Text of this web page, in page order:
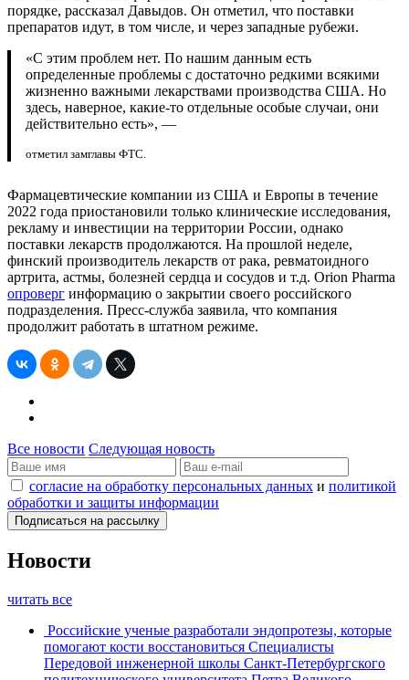
порядке, рассказал Давыдов. Он отметил, что поставки
препаратов идут, в том числе, и через западные рубежи.
«С этим проблем нет. По нашим данным есть
определенные проблемы с достаточно редкими всякими
жизненно важными лекарствами производства США. Но
здесь, наверное, какие-то отдельные особые случаи, они
действительно есть», —
отметил замглавы ФТС.
Фармацевтические компании из США и Европы в течение
2022 года приостановили только клинические исследования,
рекламу и инвестиции на территории России, однако
поставки лекарств продолжаются. На прошлой неделе,
финский производитель лекарств от рака, ревматоидного
артрита, астмы, болезней сердца и сосудов и т.д. Orion Pharma
опроверг информацию о закрытии своего российского
подразделения. Пресс-служба заявила, что компания
продолжит работать в штатном режиме.
Все новости Следующая новость
согласие на обработку персональных данных и политикой
обработки и защиты информации
Новости
читать все
Российские ученые разработали эндопротезы, которые
помогают кости восстановиться Специалисты
Передовой инженерной школы Санкт-Петербургского